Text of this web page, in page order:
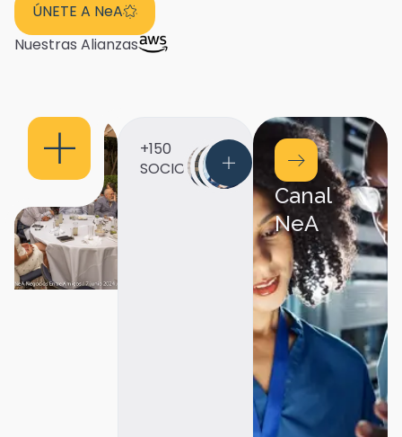
ÚNETE A NeA
Nuestras Alianzas
+150
SOCIOS
Canal
NeA